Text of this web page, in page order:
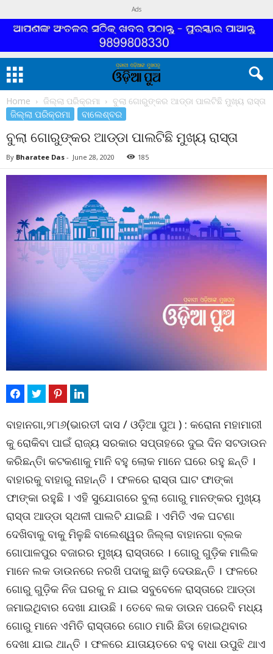
Ads
Home ଜିଲ୍ଲା ପରିକ୍ରମା ବୁଲା ଗୋରୁଙ୍କର ଆଡ୍ଡା ପାଲଟିଛି ମୁଖ୍ୟ ରାସ୍ତା
ଜିଲ୍ଲା ପରିକ୍ରମା ବାଲେଶ୍ବର
ବୁଲା ଗୋରୁଙ୍କର ଆଡ୍ଡା ପାଲଟିଛି ମୁଖ୍ୟ ରାସ୍ତା
By Bharatee Das - June 28, 2020 185
ବାହାନଗା,୨୮ା୬(ଭାରତୀ ଦାସ / ଓଡ଼ିଆ ପୁଅ ) : କରୋନା ମହାମାରୀ
କୁ ରୋକିବା ପାଇଁ ରାଜ୍ୟ ସରକାର ସପ୍ତାହରେ ଦୁଇ ଦିନ ସଟଡାଉନ
କରିଛନ୍ତିା କଟକଣାକୁ ମାନି ବହୁ ଲୋକ ମାନେ ଘରେ ରହୁ ଛନ୍ତି ।
ବାହାରକୁ ବାହାରୁ ନାହାନ୍ତି । ଫଳରେ ରାସ୍ତା ଘାଟ ଫାଙ୍କା
ଫାଙ୍କା ରହୁଛି । ଏହି ସୁଯୋଗରେ ବୁଲା ଗୋରୁ ମାନଙ୍କର ମୁଖ୍ୟ
ରାସ୍ତା ଆଡ୍ଡା ସ୍ଥଳୀ ପାଲଟି ଯାଇଛି । ଏମିତି ଏକ ଘଟଣା
ଦେଖିବାକୁ ବାକୁ ମିଳୁଛି ବାଲେଶ୍ୱର ଜିଲ୍ଲା ବାହାନଗା ବ୍ଲକ
ଗୋପାଳପୁର ବଜାରର ମୁଖ୍ୟ ରାସ୍ତାରେ । ଗୋରୁ ଗୁଡ଼ିକ ମାଲିକ
ମାନେ ଲକ ଡାଉନରେ ନରଖି ପଦାକୁ ଛାଡ଼ି ଦେଉଛନ୍ତି । ଫଳରେ
ଗୋରୁ ଗୁଡ଼ିକ ନିଜ ଘରକୁ ନ ଯାଇ ସବୁବେଳେ ରାସ୍ତାରେ ଆଡ୍ଡା
ଜମାଇଥିବାର ଦେଖା ଯାଉଛି । ତେବେ ଲକ ଡାଉନ ପରେବି ମଧ୍ୟ
ଗୋରୁ ମାନେ ଏମିତି ରାସ୍ତାରେ ଗୋଠ ମାରି ଛିଡା ହୋଇଥିବାର
ଦେଖା ଯାଇ ଥାନ୍ତି । ଫଳରେ ଯାତାୟତରେ ବହୁ ବାଧା ଉପୁଝି ଥାଏ